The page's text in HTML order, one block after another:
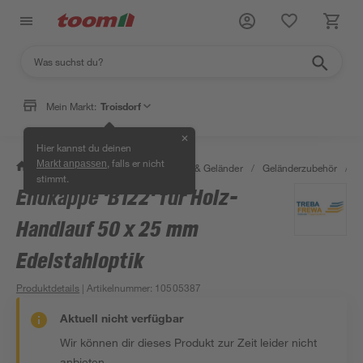
Mein Markt: Troisdorf
Hier kannst du deinen
Markt anpassen , falls er nicht
stimmt.
✕
/ Bauen & Renovieren / Treppen & Geländer / Geländerzubehör /
Endkappe 'B122' für Holz-
Handlauf 50 x 25 mm
Edelstahloptik
Produktdetails | Artikelnummer: 10505387
Aktuell nicht verfügbar
Wir können dir dieses Produkt zur Zeit leider nicht